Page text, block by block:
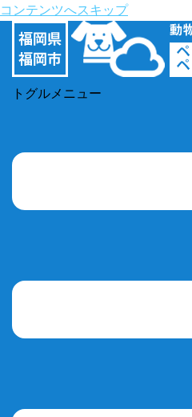
コンテンツへスキップ
トグルメニュー